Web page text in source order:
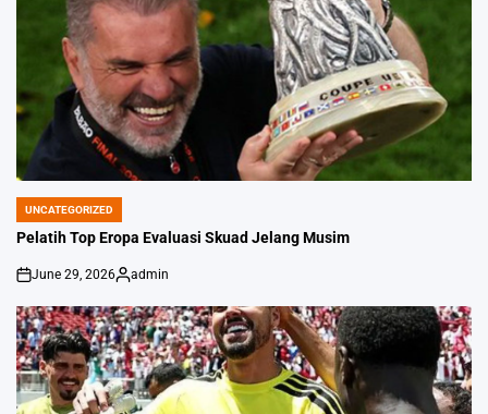
POSTED
IN
UNCATEGORIZED
Pelatih Top Eropa Evaluasi Skuad Jelang Musim
on
June 29, 2026
Posted
by
admin